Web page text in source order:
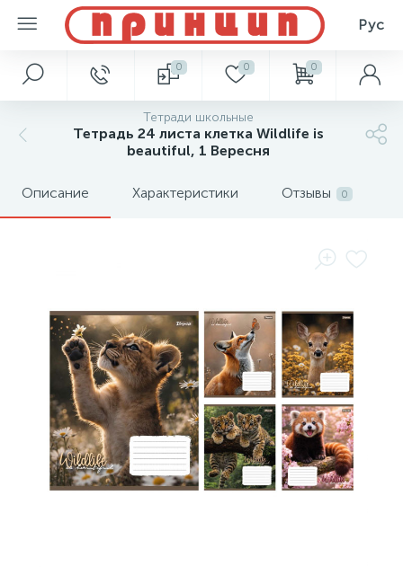
Рус
0 0 0
Тетради школьные
Тетрадь 24 листа клетка Wildlife is
beautiful, 1 Вересня
Описание Характеристики Отзывы 0